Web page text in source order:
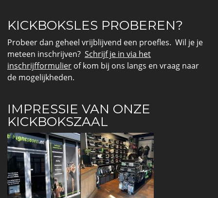
KICKBOKSLES PROBEREN?
Probeer dan geheel vrijblijvend een proefles. Wil je je
meteen inschrijven? Schrijf je in via het
inschrijfformulier of kom bij ons langs en vraag naar
de mogelijkheden.
IMPRESSIE VAN ONZE
KICKBOKSZAAL